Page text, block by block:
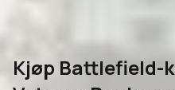
Kjøp Battlefield-